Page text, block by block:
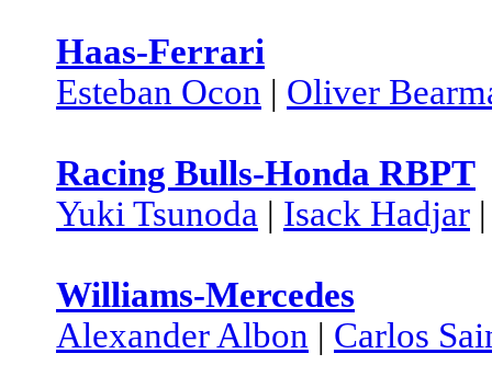
Haas-Ferrari
Esteban Ocon | Oliver
Racing Bulls-Honda RBPT
Yuki Tsunoda | Isack Hadjar
Williams-Mercedes
Alexander Albon | Carlos